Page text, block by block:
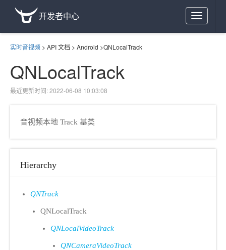
Toggle
navigation
开发者中心
实时音视频 > API 文档 > Android >QNLocalTrack
QNLocalTrack
最近更新时间: 2022-06-08 10:03:08
音视频本地 Track 基类
Hierarchy
QNTrack
QNLocalTrack
QNLocalVideoTrack
QNCameraVideoTrack